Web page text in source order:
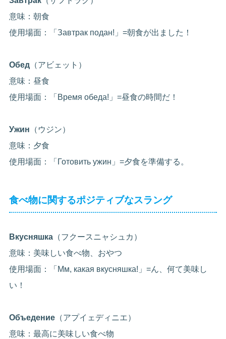
意味：朝食
使用場面：「Завтрак подан!」=朝食が出ました！
Обед （アビェット）
意味：昼食
使用場面：「Время обеда!」=昼食の時間だ！
Ужин （ウジン）
意味：夕食
使用場面：「Готовить ужин」=夕食を準備する。
食べ物に関するポジティブなスラング
Вкусняшка （フクースニャシュカ）
意味：美味しい食べ物、おやつ
使用場面：「Мм, какая вкусняшка!」=ん、何て美味し
い！
Объедение （アプイェディニエ）
意味：最高に美味しい食べ物